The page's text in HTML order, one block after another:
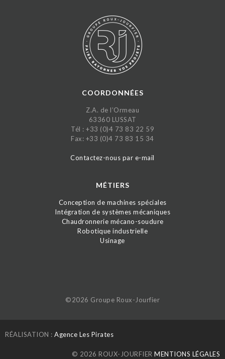
COORDONNÉES
Z.A. de l’Ormeau
63360 LUSSAT
Tél : +33 (0)4 73 83 22 59
Fax: +33 (0)4 73 83 15 34
Contactez-nous par e-mail
MÉTIERS
Conception de machines spéciales
Intégration de systèmes mécaniques
Chaudronnerie mécano-soudure
Robotique industrielle
Usinage
©2026 Groupe Roux-Jourfier
RÉALISATION : Agence Les Pirates
© 2026 ROUX-JOURFIER MENTIONS LÉGALES